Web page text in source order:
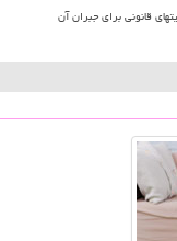
قانونی برای جبران آن